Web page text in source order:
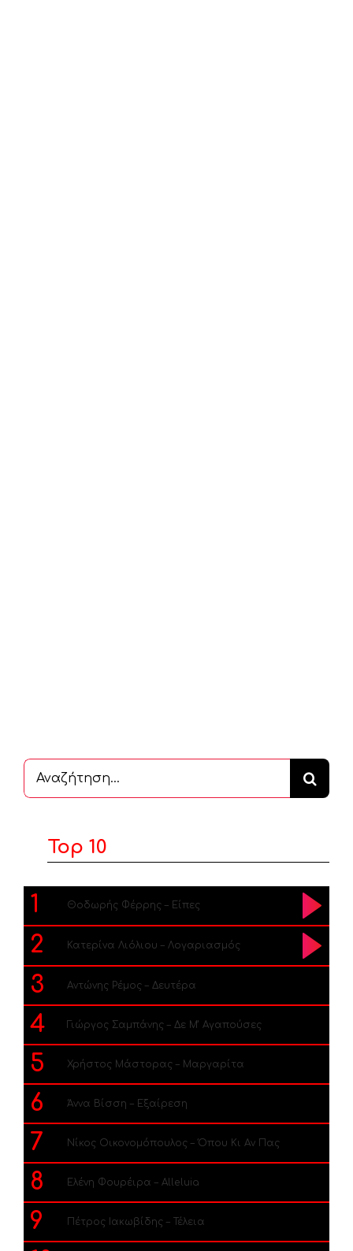
Αναζήτηση
...
Top 10
1 Θοδωρής Φέρρης – Είπες
2 Κατερίνα Λιόλιου – Λογαριασμός
3 Αντώνης Ρέμος – Δευτέρα
4 Γιώργος Σαμπάνης – Δε Μ’ Αγαπούσες
5 Χρήστος Μάστορας – Μαργαρίτα
6 Άννα Βίσση – Εξαίρεση
7 Νίκος Οικονομόπουλος – Όπου Κι Αν Πας
8 Ελένη Φουρέιρα – Alleluia
9 Πέτρος Ιακωβίδης – Τέλεια